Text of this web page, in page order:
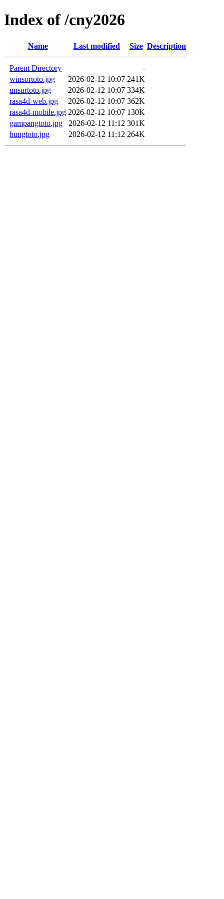
Index of /cny2026
Name Last modified Size Description
Parent Directory
-
winsortoto.jpg
2026-02-12 10:07 241K
unsurtoto.jpg
2026-02-12 10:07 334K
rasa4d-web.jpg
2026-02-12 10:07 362K
rasa4d-mobile.jpg 2026-02-12 10:07 130K
gampangtoto.jpg
2026-02-12 11:12 301K
bungtoto.jpg
2026-02-12 11:12 264K